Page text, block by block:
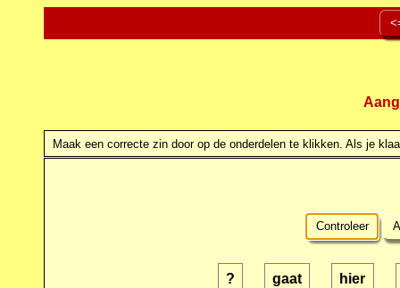
Maak een correcte zin door op de onderdelen te klikken. Als je
Controleer
? gaat hier